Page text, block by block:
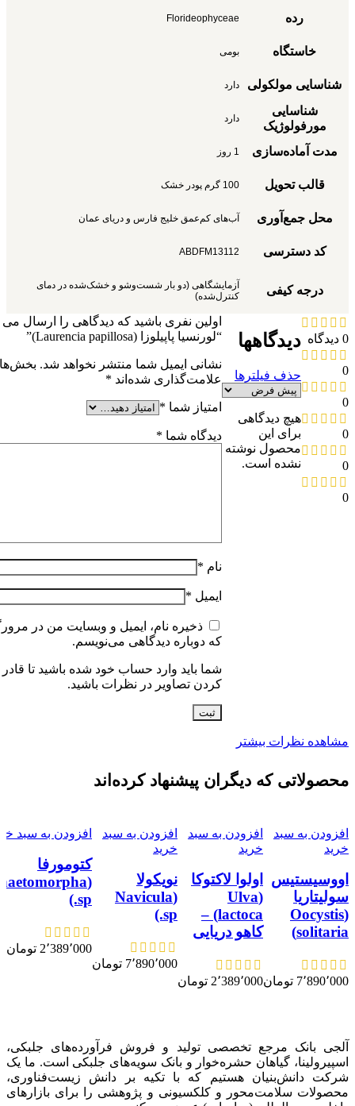
رده Florideophyceae
خاستگاه بومی
شناسایی مولکولی دارد
شناسایی
مورفولوژیک
دارد
مدت آماده‌سازی 1 روز
قالب تحویل 100 گرم پودر خشک
محل جمع‌آوری آب‌های کم‌عمق خلیج فارس و دریای عمان
کد دسترسی ABDFM13112
درجه کیفی
آزمایشگاهی (دو بار شست‌وشو و خشک‌شده در دمای
کنترل‌شده)
0 دیدگاه
0
0
0
0
0
دیدگاهها
حذف فیلترها
هیچ دیدگاهی
برای این
محصول نوشته
نشده است.
اولین نفری باشید که دیدگاهی را ارسال می
“لورنسیا پاپیلوزا (Laurencia papillosa)”
نشانی ایمیل شما منتشر نخواهد شد.
علامت‌گذاری شده‌اند *
امتیاز شما *
دیدگاه شما *
نام *
ایمیل *
ذخیره نام، ایمیل و وبسایت من در
که دوباره دیدگاهی می‌نویسم.
شما باید وارد حساب خود شده باشید تا
کردن تصاویر در نظرات باشید.
مشاهده نظرات بیشتر
محصولاتی که دیگران پیشنهاد کرده‌اند
افزودن به سبد
خرید
اووسیستیس
سولیتاریا
(Oocystis
solitaria)
7٬890٬000 تومان
افزودن به سبد
خرید
اولوا لاکتوکا
(Ulva
lactoca) –
کاهو دریایی
2٬389٬000 تومان
افزودن به سبد
خرید
نویکولا
(Navicula
sp.)
7٬890٬000 تومان
افزودن به سبد
کتومورفا
sp.)
2٬389٬000 تومان
آلجی بانک مرجع تخصصی تولید و فروش فرآورده‌های جلبکی،
اسپیرولینا، گیاهان حشره‌خوار و بانک سویه‌های جلبکی است. ما یک
شرکت دانش‌بنیان هستیم که با تکیه بر دانش زیست‌فناوری،
محصولات سلامت‌محور و کلکسیونی و پژوهشی را برای بازارهای